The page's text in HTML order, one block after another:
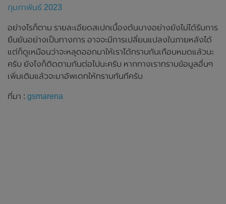
กุมภาพันธ์ 2023
อย่างไรก็ตาม รายละเอียดสเปกเบื้องต้นบางอย่างยังไม่ได้รับการ
ยืนยันอย่างเป็นทางการ อาจจะมีการเปลี่ยนแปลงในภายหลังได้
แต่ก็ดูเหมือนว่าจะหลุดออกมาให้เราได้ทราบกันเกือบหมดแล้วนะ
ครับ ยังไงก็ติดตามกันต่อไปนะครับ หากทางเราทราบข้อมูลอื่นๆ
เพิ่มเติมแล้วจะมาอัพเดทให้ทราบทันทีครับ
ที่มา : gsmarena